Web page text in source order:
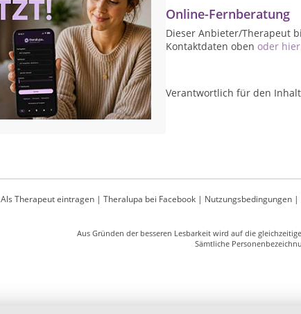
Online-Fernberatung
Dieser Anbieter/Therapeut
Kontaktdaten oben oder hier
Verantwortlich für den
Als Therapeut eintragen| Theralupa bei Facebook| Nutzungsbedingungen|
Aus Gründen der besseren Lesbarkeit wird auf die
Sämtliche